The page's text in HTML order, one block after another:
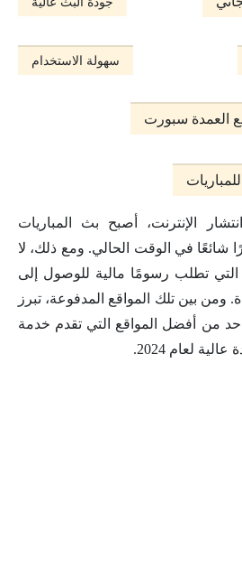
سهولة الاستخدام
العمدة سبورت
الإنترنت، أصبح بث المباريات
شائعًا في الوقت الحالي. ومع ذلك، لا
تطلب رسومًا مالية للوصول إلى
ومن بين تلك المواقع المدفوعة، تبرز
من أفضل المواقع التي تقدم خدمة
لعام 2024.